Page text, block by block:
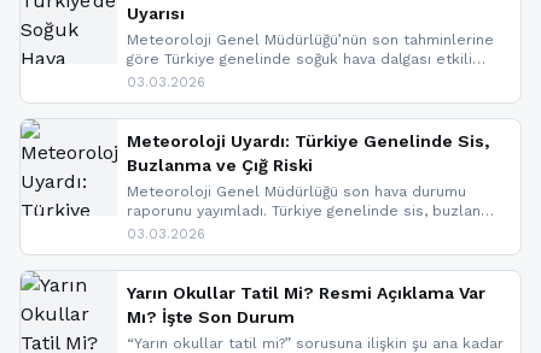
yaşanabileceği belirtiliyor.
Uyarısı
Meteoroloji Genel Müdürlüğü’nün son tahminlerine
göre Türkiye genelinde soğuk hava dalgası etkili
oluyor. Birçok il için kar yağışı ve buzlanma uyarısı
03.03.2026
Meteoroloji Uyardı: Türkiye Genelinde Sis,
Buzlanma ve Çığ Riski
Meteoroloji Genel Müdürlüğü son hava durumu
raporunu yayımladı. Türkiye genelinde sis, buzlanma
ve don beklenirken Doğu Anadolu ve Doğu
yapıldı. İşte son dakika meteoroloji gelişmeleri.
03.03.2026
Yarın Okullar Tatil Mi? Resmi Açıklama Var
Mı? İşte Son Durum
“Yarın okullar tatil mi?” sorusuna ilişkin şu ana kadar